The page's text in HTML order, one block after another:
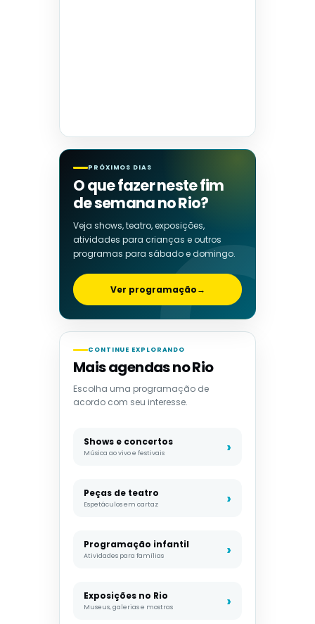
PRÓXIMOS DIAS
O que fazer neste fim
de semana no Rio?
Veja shows, teatro, exposições,
atividades para crianças e outros
programas para sábado e domingo.
Ver programação→
CONTINUE EXPLORANDO
Mais agendas no Rio
Escolha uma programação de
acordo com seu interesse.
Shows e concertos
Música ao vivo e festivais
Peças de teatro
Espetáculos em cartaz
Programação infantil
Atividades para famílias
Exposições no Rio
Museus, galerias e mostras